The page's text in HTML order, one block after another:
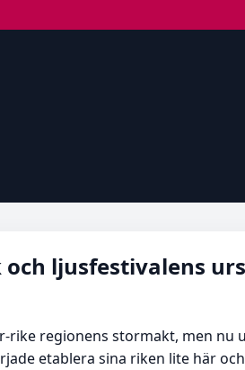
ljusfestivalens
regionens stormakt, men nu
etablera sina riken lite här